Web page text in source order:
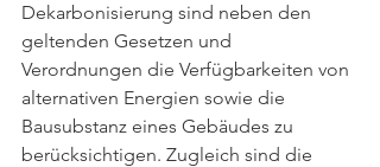
Dekarbonisierung sind neben den
geltenden Gesetzen und
Verordnungen die Verfügbarkeiten von
alternativen Energien sowie die
Bausubstanz eines Gebäudes zu
berücksichtigen. Zugleich sind die